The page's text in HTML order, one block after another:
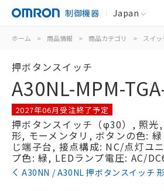
制御機器 Japan
ホーム > 商品情報 > 商品カテゴリ > スイッ
押ボタンスイッチ
A30NL-MPM-
2027年06月受注終了予定
押ボタンスイッチ（φ30）, 照光
形, モーメンタリ, ボタンの色:
じ端子台, 接点構成: NC/点灯ユ
プ色: 緑, LEDランプ電圧: AC/
A30NN / A30NL 押ボタンスイッチ